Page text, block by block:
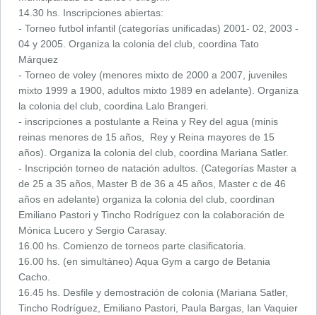
14.30 hs. Inscripciones abiertas:
- Torneo futbol infantil (categorías unificadas) 2001- 02, 2003 -
04 y 2005. Organiza la colonia del club, coordina Tato
Márquez
- Torneo de voley (menores mixto de 2000 a 2007, juveniles
mixto 1999 a 1900, adultos mixto 1989 en adelante). Organiza
la colonia del club, coordina Lalo Brangeri.
- inscripciones a postulante a Reina y Rey del agua (minis
reinas menores de 15 años, Rey y Reina mayores de 15
años). Organiza la colonia del club, coordina Mariana Satler.
- Inscripción torneo de natación adultos. (Categorías Master a
de 25 a 35 años, Master B de 36 a 45 años, Master c de 46
años en adelante) organiza la colonia del club, coordinan
Emiliano Pastori y Tincho Rodríguez con la colaboración de
Mónica Lucero y Sergio Carasay.
16.00 hs. Comienzo de torneos parte clasificatoria.
16.00 hs. (en simultáneo) Aqua Gym a cargo de Betania
Cacho.
16.45 hs. Desfile y demostración de colonia (Mariana Satler,
Tincho Rodríguez, Emiliano Pastori, Paula Bargas, Ian Vaquier